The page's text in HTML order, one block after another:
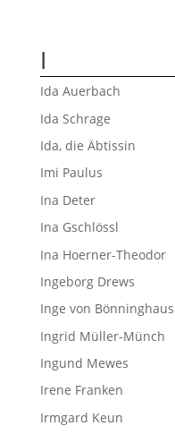
I
Ida Auerbach
Ida Schrage
Ida, die Äbtissin
Imi Paulus
Ina Deter
Ina Gschlössl
Ina Hoerner-Theodor
Ingeborg Drews
Inge von
Ingrid Müller-Münch
Ingund Mewes
Irene Franken
Irmgard Keun